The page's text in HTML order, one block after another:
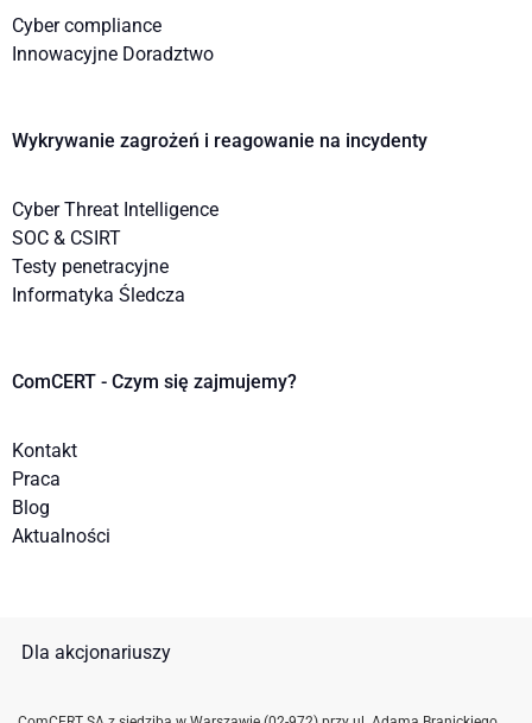
Cyber compliance
Innowacyjne Doradztwo
Wykrywanie zagrożeń i reagowanie na incydenty
Cyber Threat Intelligence
SOC & CSIRT
Testy penetracyjne
Informatyka Śledcza
ComCERT - Czym się zajmujemy?
Kontakt
Praca
Blog
Aktualności
Dla akcjonariuszy